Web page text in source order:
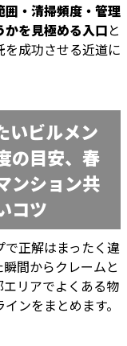
囲・清掃頻度・管理
を見極める入口と
成功させる近道に
いビルメン
の目安、春
ンション共
コツ
正解はまったく違
間からクレームと
リアでよくある物
ンをまとめます。